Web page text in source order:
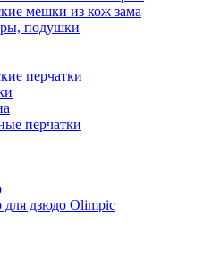
мешки из кож зама
подушки
перчатки
перчатки
дзюдо Olimpic